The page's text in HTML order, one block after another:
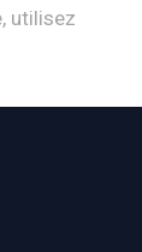
utilisez